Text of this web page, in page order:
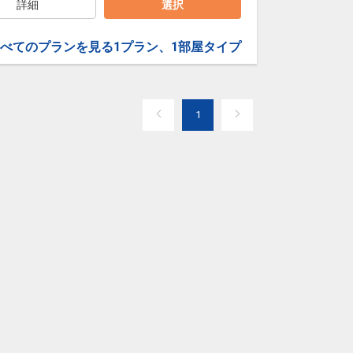
詳細 選択
てのプランを見る1プラン、1部屋タイプ
1